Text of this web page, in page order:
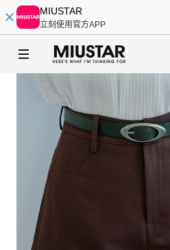
MIUSTAR
立刻使用官方APP